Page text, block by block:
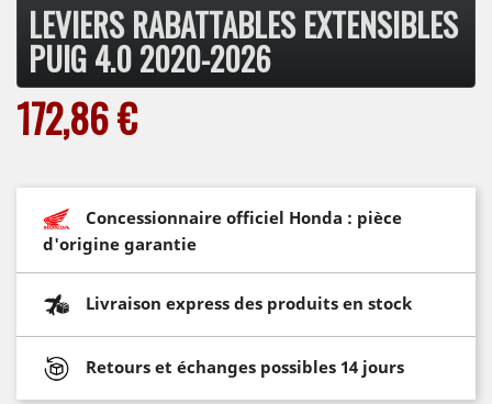
LEVIERS RABATTABLES EXTENSIBLES
PUIG 4.0 2020-2026
172,86 €
Concessionnaire officiel Honda : pièce
d'origine garantie
Livraison express des produits en stock
Retours et échanges possibles 14 jours